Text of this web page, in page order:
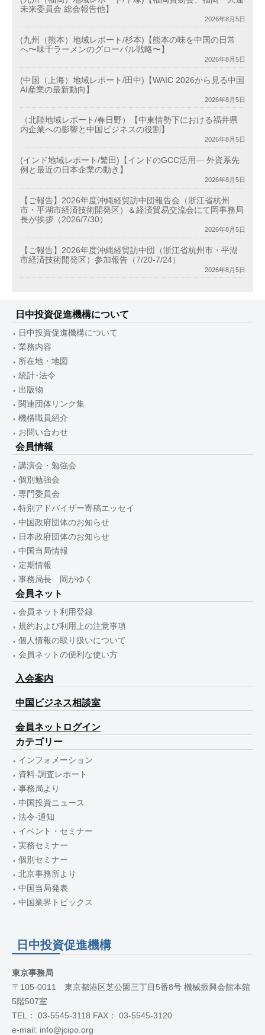
未来委員会 総会報告他】
2026年8月5日
(九州（熊本）地域レポート/杉本)【熊本の味を中国の日常
へ〜味千ラーメンのグローバル戦略〜】
2026年8月5日
(中国（上海）地域レポート/田中)【WAIC 2026から見る中国
AI産業の最新動向】
2026年8月5日
（北陸地域レポート/春日野）【中東情勢下における福井県
内企業への影響と中国ビジネスの役割】
2026年8月5日
(インド地域レポート/繁田)【インドのGCC活用― 外資系先
例と最近の日本企業の動き】
2026年8月5日
【ご報告】2026年度沖縄経貿訪中団報告会（浙江省杭州
市・平湖市経済技術開発区）＆経済貿易交流会にて岡事務局
長が挨拶（2026/7/30）
2026年8月5日
【ご報告】2026年度沖縄経貿訪中団（浙江省杭州市・平湖
市経済技術開発区）参加報告（7/20-7/24）
2026年8月5日
日中投資促進機構について
日中投資促進機構について
業務内容
所在地・地図
統計･法令
出版物
関連団体リンク集
機構職員紹介
お問い合わせ
会員情報
講演会・勉強会
個別勉強会
専門委員会
特別アドバイザー寄稿エッセイ
中国政府団体のお知らせ
日本政府団体のお知らせ
中国当局情報
定期情報
事務局長 岡がゆく
会員ネット
会員ネット利用登録
規約および利用上の注意事項
個人情報の取り扱いについて
会員ネットの便利な使い方
入会案内
中国ビジネス相談室
会員ネットログイン
カテゴリー
インフォメーション
資料-調査レポート
事務局より
中国投資ニュース
法令-通知
イベント・セミナー
実務セミナー
個別セミナー
北京事務所より
中国当局発表
中国業界トピックス
日中投資促進機構
東京事務局
〒105-0011 東京都港区芝公園三丁目5番8号 機械振興会館本館
5階507室
TEL： 03-5545-3118 FAX： 03-5545-3120
e-mail: info@jcipo.org